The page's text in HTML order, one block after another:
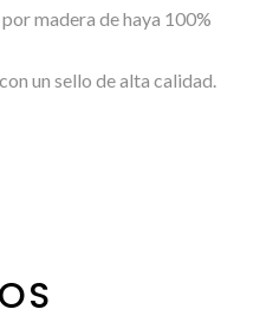
madera de haya 100%
un sello de alta calidad.